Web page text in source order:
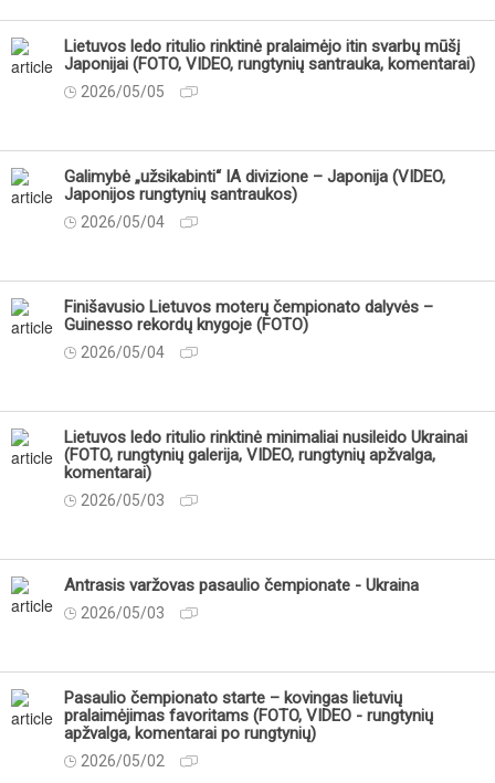
Lietuvos ledo ritulio rinktinė pralaimėjo itin svarbų mūšį
Japonijai (FOTO, VIDEO, rungtynių santrauka, komentarai)
2026/05/05
Galimybė „užsikabinti“ IA divizione – Japonija (VIDEO,
Japonijos rungtynių santraukos)
2026/05/04
Finišavusio Lietuvos moterų čempionato dalyvės –
Guinesso rekordų knygoje (FOTO)
2026/05/04
Lietuvos ledo ritulio rinktinė minimaliai nusileido Ukrainai
(FOTO, rungtynių galerija, VIDEO, rungtynių apžvalga,
komentarai)
2026/05/03
Antrasis varžovas pasaulio čempionate - Ukraina
2026/05/03
Pasaulio čempionato starte – kovingas lietuvių
pralaimėjimas favoritams (FOTO, VIDEO - rungtynių
apžvalga, komentarai po rungtynių)
2026/05/02